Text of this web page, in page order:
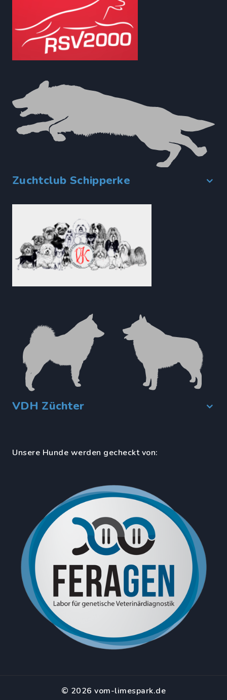
Zuchtclub Schipperke
VDH Züchter
Unsere Hunde werden gecheckt von:
© 2026 vom-limespark.de